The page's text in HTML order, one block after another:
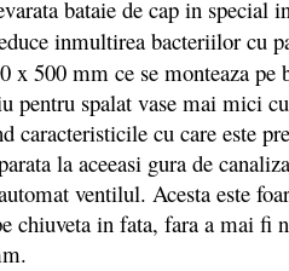
bataie de cap in
inmultirea bacteriilor cu
500 mm ce se monteaza
spalat vase mai mici
cu care este
la aceeasi gura de
ventilul. Acesta este
in fata, fara a mai